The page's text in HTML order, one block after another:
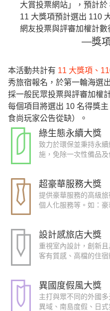
大賞投票網站」，預計於
11 大獎項預計選出 110
網友投票與評審加權計數
獎
本活動共計有 11 大獎項、
秀旅宿報名，於第一輪海選
採一般民眾投票與評審加權
每個項目將選出 10 名得獎
食尚玩家公告從缺）。
綠生態永續大獎
致力於環保並秉持永
施，免除一次性備品
超豪華服務大獎
提供豪華服務的高級
個人化服務等。如：
設計感旅店大獎
重視室內設計，創新
客有質感、高檔的住
異國度假風大獎
主打與眾不同的外國
異域、南島度假、日式